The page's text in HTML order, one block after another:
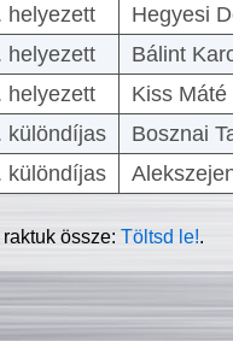
helyezett
Hegyesi
helyezett
Bálint
helyezett
Kiss
különdíjas
Bosznai
különdíjas
raktuk össze:Töltsd le!.